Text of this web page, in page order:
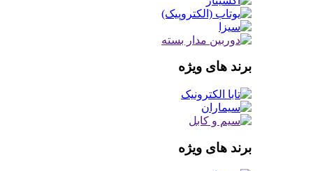
برند های ویژه
برند های ویژه